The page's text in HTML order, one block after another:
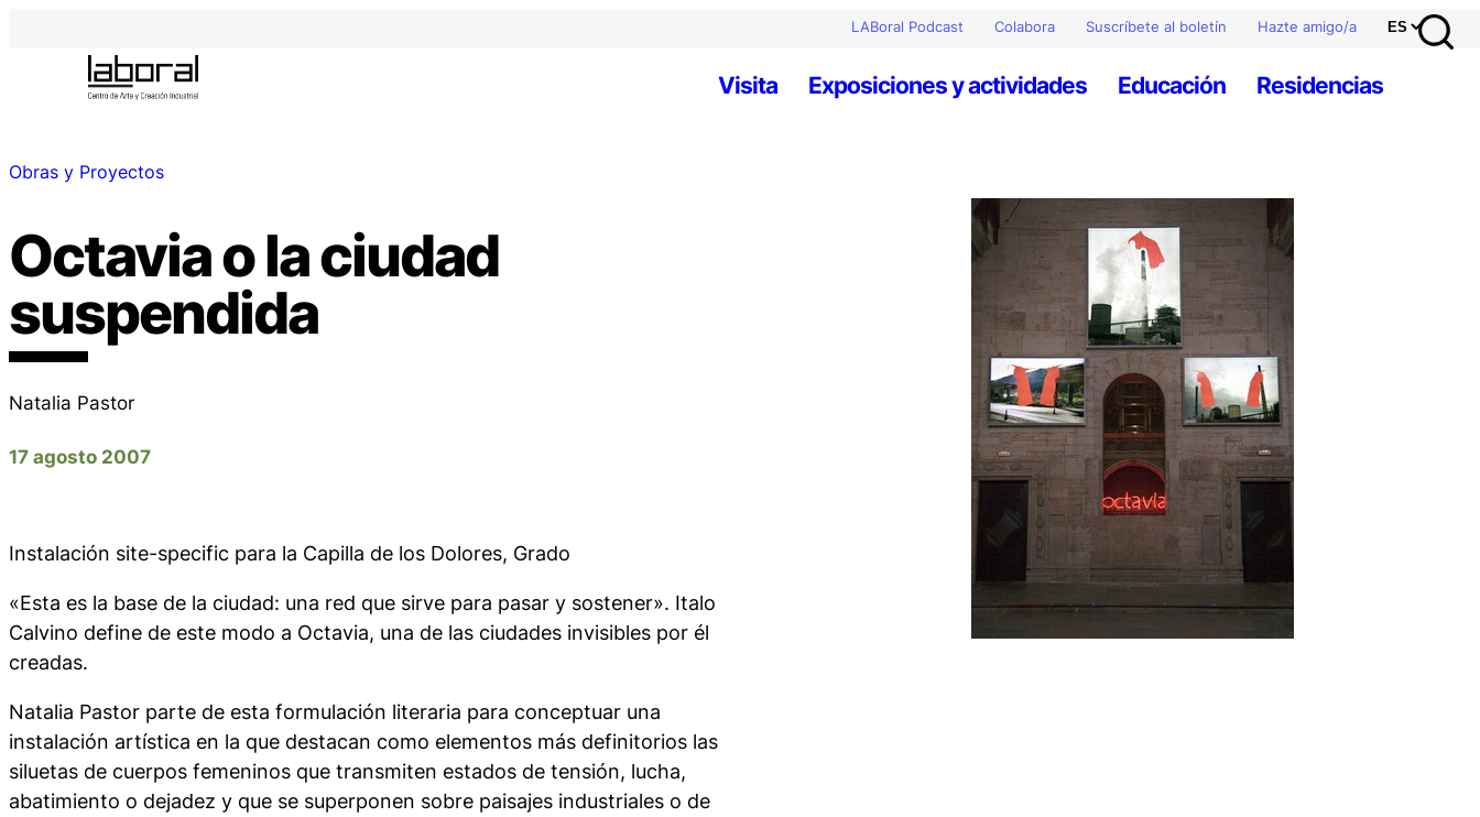
LABoral Podcast Colabora Suscríbete al boletín Hazte amigo/a
Visita Exposiciones y actividades Educación Residencias
Obras y Proyectos
Octavia o la ciudad
suspendida
Natalia Pastor
17 agosto 2007
Instalación site-specific para la Capilla de los Dolores, Grado
«Esta es la base de la ciudad: una red que sirve para pasar y sostener». Italo
Calvino define de este modo a Octavia, una de las ciudades invisibles por él
creadas.
Natalia Pastor parte de esta formulación literaria para conceptuar una
instalación artística en la que destacan como elementos más definitorios las
siluetas de cuerpos femeninos que transmiten estados de tensión, lucha,
abatimiento o dejadez y que se superponen sobre paisajes industriales o de